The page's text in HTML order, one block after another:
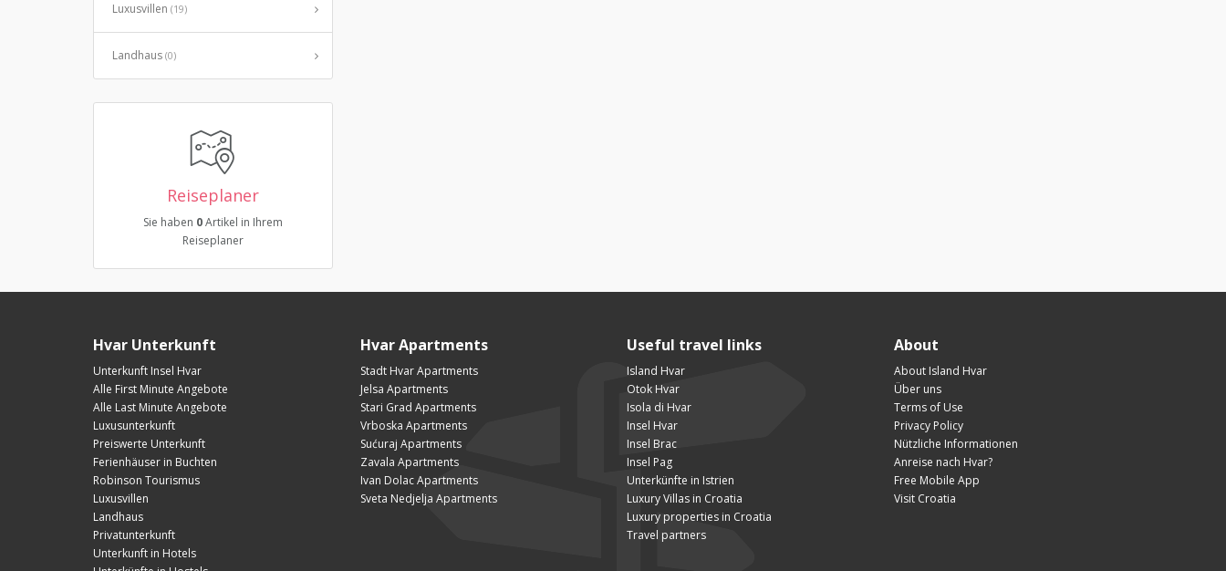
Luxusvillen (19)
Landhaus (0)
Reiseplaner
Sie haben 0Artikel in Ihrem
Reiseplaner
Hvar Unterkunft
Unterkunft Insel Hvar
Alle First Minute Angebote
Alle Last Minute Angebote
Luxusunterkunft
Preiswerte Unterkunft
Ferienhäuser in Buchten
Robinson Tourismus
Luxusvillen
Landhaus
Privatunterkunft
Unterkunft in Hotels
Hvar Apartments
Stadt Hvar Apartments
Jelsa Apartments
Stari Grad Apartments
Vrboska Apartments
Sućuraj Apartments
Zavala Apartments
Ivan Dolac Apartments
Sveta Nedjelja Apartments
Useful travel links
Island Hvar
Otok Hvar
Isola di Hvar
Insel Hvar
Insel Brac
Insel Pag
Unterkünfte in Istrien
Luxury Villas in Croatia
Luxury properties in Croatia
Travel partners
About
About Island Hvar
Über uns
Terms of Use
Privacy Policy
Nützliche Informationen
Anreise nach Hvar?
Free Mobile App
Visit Croatia